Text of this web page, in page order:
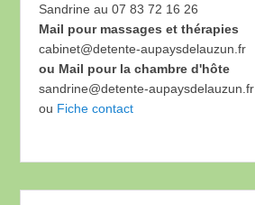
Sandrine au 07 83 72 16 26
Mail pour massages et thérapies
cabinet@detente-aupaysdelauzun.fr
ou Mail pour la chambre d'hôte
sandrine@detente-aupaysdelauzun.fr
ou Fiche contact